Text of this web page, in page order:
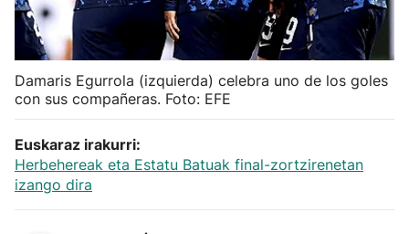
Atletismo
Carreras de montaña
Más deportes
"Helmuga"
Damaris Egurrola (izquierda) celebra uno de los goles
con sus compañeras. Foto: EFE
Euskaraz irakurri:
Herbehereak eta Estatu Batuak final-zortzirenetan
izango dira